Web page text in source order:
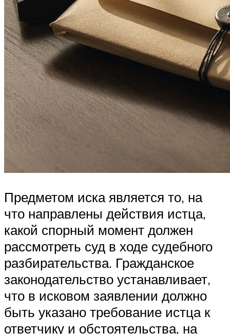
Предметом иска является то, на
что направлены действия истца,
какой спорный момент должен
рассмотреть суд в ходе судебного
разбирательства. Гражданское
законодательство устанавливает,
что в исковом заявлении должно
быть указано требование истца к
ответчику и обстоятельства, на